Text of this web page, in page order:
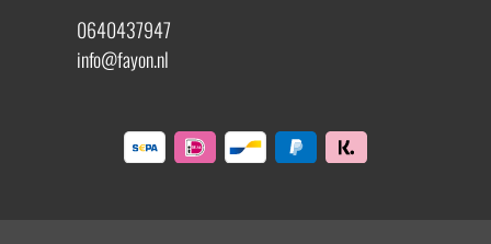
0640437947
info@fayon.nl